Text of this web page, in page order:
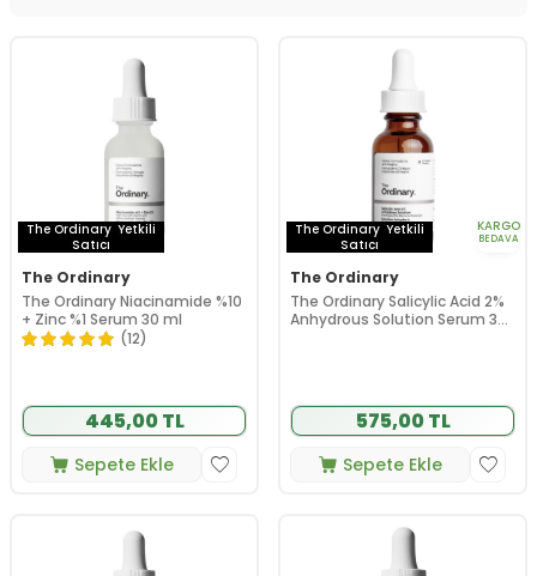
The Ordinary Yetkili
Satıcı
The Ordinary
The Ordinary Niacinamide %10
+ Zinc %1 Serum 30 ml
(12)
445,00 TL
Sepete Ekle
The Ordinary Yetkili
Satıcı
KARGO
BEDAVA
The Ordinary
The Ordinary Salicylic Acid 2%
Anhydrous Solution Serum 30
575,00 TL
Sepete Ekle